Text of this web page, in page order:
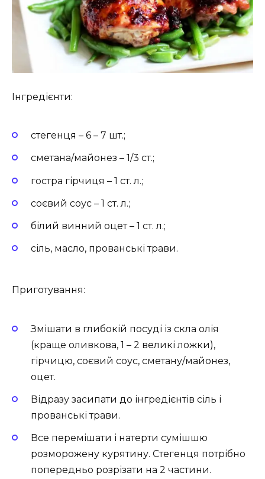
Інгредієнти:
стегенця – 6 – 7 шт.;
сметана/майонез – 1/3 ст.;
гостра гірчиця – 1 ст. л.;
соєвий соус – 1 ст. л.;
білий винний оцет – 1 ст. л.;
сіль, масло, прованські трави.
Приготування:
Змішати в глибокій посуді із скла олія
(краще оливкова, 1 – 2 великі ложки),
гірчицю, соєвий соус, сметану/майонез,
оцет.
Відразу засипати до інгредієнтів сіль і
прованські трави.
Все перемішати і натерти сумішшю
розморожену курятину. Стегенця потрібно
попередньо розрізати на 2 частини.